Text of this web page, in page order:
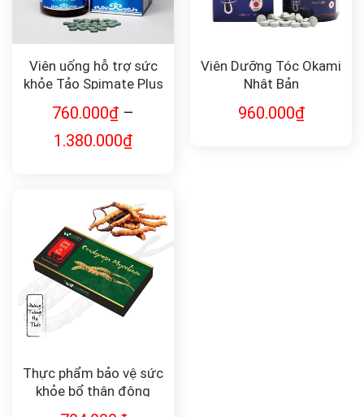
Viên uống hỗ trợ sức
khỏe Tảo Spimate Plus
supplement
760.000₫ –
1.380.000₫
Viên Dưỡng Tóc Okami
Nhật Bản
960.000₫
Thực phẩm bảo vệ sức
khỏe bổ thận đông